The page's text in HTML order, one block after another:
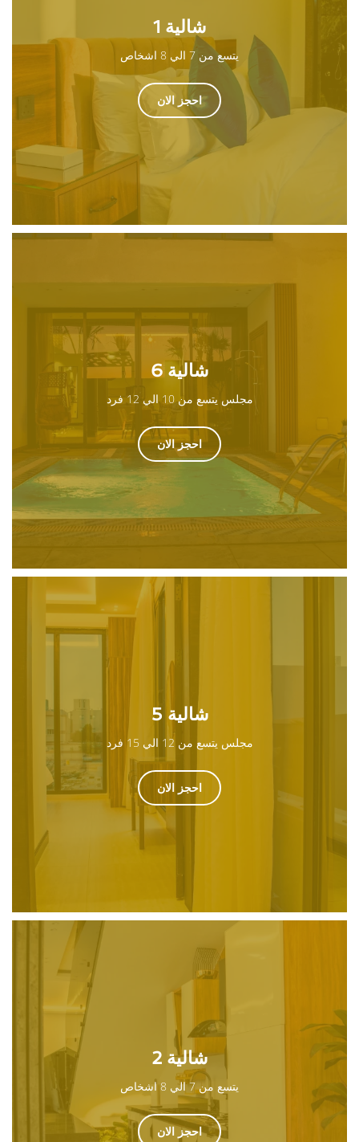
شالية 1
يتسع من 7 الي 8 اشخاص
احجز الان
شالية 6
مجلس يتسع من 10 الي 12 فرد
احجز الان
شالية 5
مجلس يتسع من 12 الي 15 فرد
احجز الان
شالية 2
يتسع من 7 الي 8 اشخاص
احجز الان